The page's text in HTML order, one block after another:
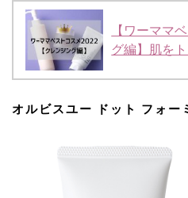
【ワーママ
グ編】肌を
オルビスユー ドット フォー